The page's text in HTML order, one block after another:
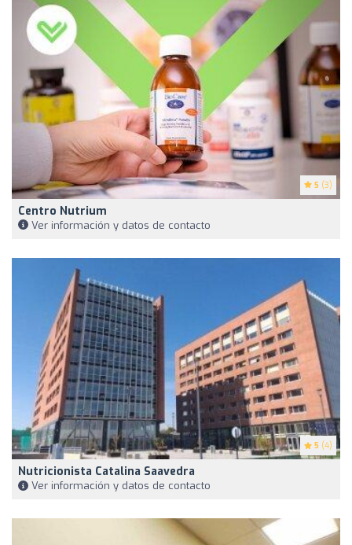
5 (3)
Centro Nutrium
Ver información y datos de contacto
5 (4)
Nutricionista Catalina Saavedra
Ver información y datos de contacto